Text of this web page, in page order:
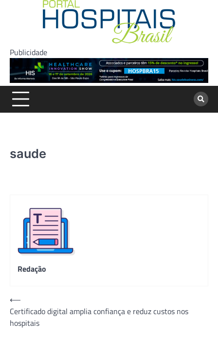
Publicidade
saude
Redação
Navegação
de
Post
⟵
Certificado digital amplia confiança e reduz custos nos
hospitais